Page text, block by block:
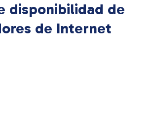
disponibilidad de
de Internet